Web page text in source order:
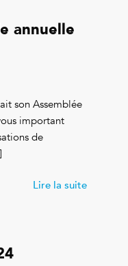
annuelle
son Assemblée
important
de
Lire la suite